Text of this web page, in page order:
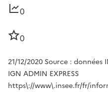
0
0
21/12/2020 Source : données
IGN ADMIN EXPRESS
https\://www\.insee.fr/fr/